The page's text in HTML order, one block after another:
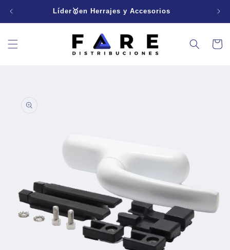
directamenteLíder🥇en Herrajes y Accesorios
Carrito
información